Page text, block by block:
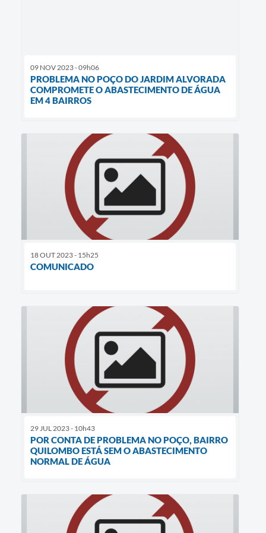
09 NOV 2023 - 09h06
PROBLEMA NO POÇO DO JARDIM ALVORADA
COMPROMETE O ABASTECIMENTO DE ÁGUA
EM 4 BAIRROS
18 OUT 2023 - 15h25
COMUNICADO
29 JUL 2023 - 10h43
POR CONTA DE PROBLEMA NO POÇO, BAIRRO
QUILOMBO ESTÁ SEM O ABASTECIMENTO
NORMAL DE ÁGUA